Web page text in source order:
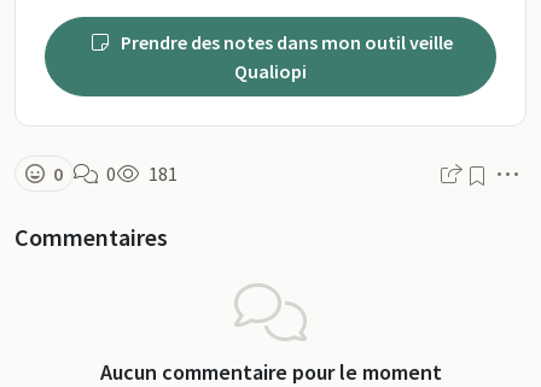
Qualiopi
0 0 181
Commentaires
Aucun commentaire pour le moment